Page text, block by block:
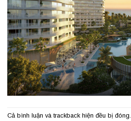
Cả bình luận và trackback hiện đều bị đóng.